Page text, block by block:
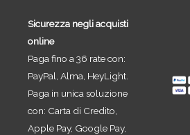
Sicurezza negli acquisti
online
Paga fino a 36 rate con:
PayPal, Alma, HeyLight.
Paga in unica soluzione
con: Carta di Credito,
Apple Pay, Google Pay,